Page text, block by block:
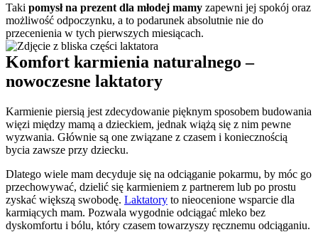
Taki pomysł na prezent dla młodej mamy zapewni jej spokój oraz
możliwość odpoczynku, a to podarunek absolutnie nie do
przecenienia w tych pierwszych miesiącach.
Komfort karmienia naturalnego –
nowoczesne laktatory
Karmienie piersią jest zdecydowanie pięknym sposobem budowania
więzi między mamą a dzieckiem, jednak wiążą się z nim pewne
wyzwania. Głównie są one związane z czasem i koniecznością
bycia zawsze przy dziecku.
Dlatego wiele mam decyduje się na odciąganie pokarmu, by móc go
przechowywać, dzielić się karmieniem z partnerem lub po prostu
zyskać większą swobodę. Laktatory to nieocenione wsparcie dla
karmiących mam. Pozwala wygodnie odciągać mleko bez
dyskomfortu i bólu, który czasem towarzyszy ręcznemu odciąganiu.